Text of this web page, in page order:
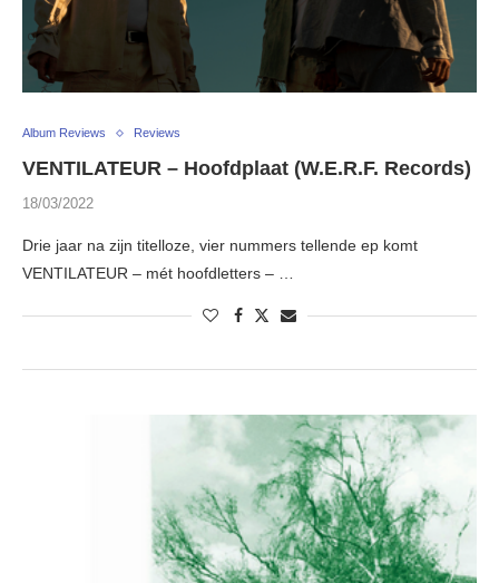
Album Reviews Reviews
VENTILATEUR – Hoofdplaat (W.E.R.F. Records)
18/03/2022
Drie jaar na zijn titelloze, vier nummers tellende ep komt
VENTILATEUR – mét hoofdletters – …